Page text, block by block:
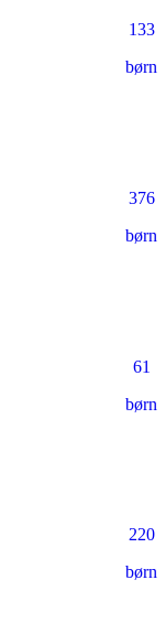
133
børn
376
børn
61
børn
220
børn